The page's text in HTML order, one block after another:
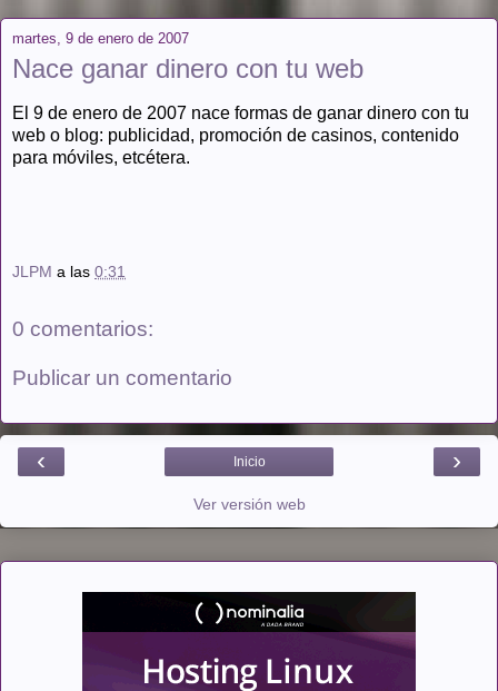
martes, 9 de enero de 2007
Nace ganar dinero con tu web
El 9 de enero de 2007 nace formas de ganar dinero con tu
web o blog: publicidad, promoción de casinos, contenido
para móviles, etcétera.
JLPM a las 0:31
0 comentarios:
Publicar un comentario
‹ ›
Inicio
Ver versión web